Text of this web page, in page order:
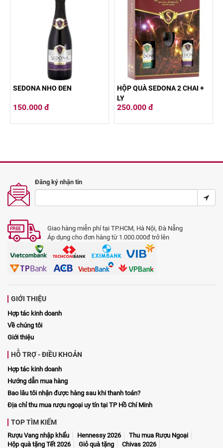
SEDONA NHO ĐEN
150.000 đ
HỘP QUÀ SEDONA 2 CHAI +
LY
250.000 đ
Đăng ký nhận tin
Giao hàng miễn phí tại TP.HCM, Hà Nội, Đà Nẵng
Áp dụng cho đơn hàng từ 1.000.000đ trở lên
GIỚI THIỆU
Hợp tác kinh doanh
Về chúng tôi
Giới thiệu
HỖ TRỢ - ĐIỀU KHOẢN
Hợp tác kinh doanh
Hướng dẫn mua hàng
Bao lâu tôi nhận được hàng sau khi thanh toán?
Địa chỉ thu mua rượu ngoại uy tín tại TP Hồ Chí Minh
TOP TÌM KIẾM
Rượu Vang nhập khẩu Hennessy 2026
Thu mua Rượu Ngoại
Hộp quà tặng Tết 2026
Giỏ quà tặng Chivas 2026